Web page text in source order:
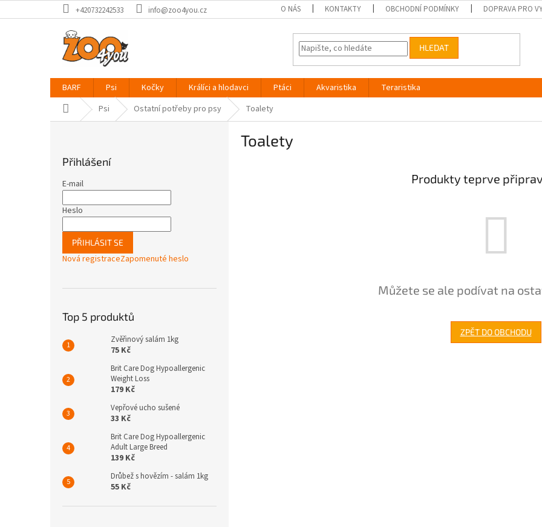
na
+420732242533 info@zoo4you.cz O NÁS KONTAKTY OBCHODNÍ PODMÍNKY DOPRAVA PRO
HLEDAT
BARF Psi Kočky Králíci a hlodavci Ptáci Akvaristika
Teraristika
Domů Psi Ostatní potřeby pro psy Toalety
Přihlášení
E-mail
Heslo
PŘIHLÁSIT SE
Nová registraceZapomenuté heslo
Top 5 produktů
Zvěřinový salám 1kg
75 Kč
Brit Care Dog Hypoallergenic
Weight Loss
179 Kč
Vepřové ucho sušené
33 Kč
Brit Care Dog Hypoallergenic
Adult Large Breed
139 Kč
Drůbež s hovězím - salám 1kg
55 Kč
Toalety
Produkty teprve
Můžete se ale podívat na
ZPĚT DO OBCHODU